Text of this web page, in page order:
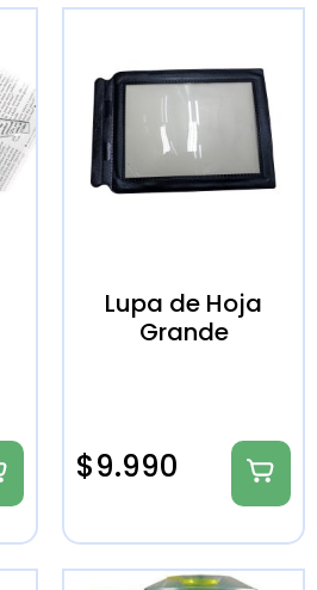
Lupa de Hoja
Grande
$9.990